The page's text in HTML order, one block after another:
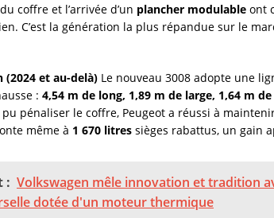
coffre et l’arrivée d’un plancher modulable ont
C’est la génération la plus répandue sur le
(2024 et au-delà) Le nouveau 3008 adopte une
: 4,54 m de long, 1,89 m de large, 1,64 m
pénaliser le coffre, Peugeot a réussi à
même à 1 670 litres sièges rabattus, un gain
: Volkswagen mêle innovation et tradition
dotée d'un moteur thermique